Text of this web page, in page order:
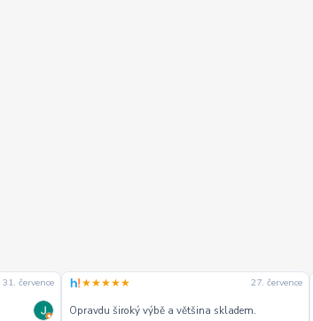
31. července ★★★★★ 27. července
Opravdu široký výbě a většina skladem.